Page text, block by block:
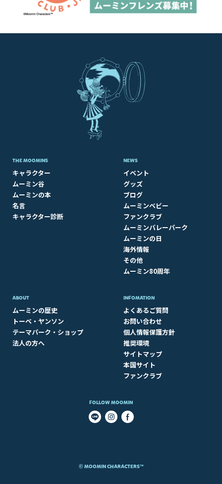
THE MOOMINS
キャラクター
ムーミン谷
ムーミンの本
名言
キャラクター診断
NEWS
イベント
グッズ
ブログ
ムーミンベビー
ファンクラブ
ムーミンバレーパーク
ムーミンの日
海外情報
その他
ムーミン80周年
ABOUT​
ムーミンの歴史
トーベ・ヤンソン
テーマパーク・ショップ
法人の方へ
INFOMATION
よくあるご質問
お問い合わせ
個人情報保護方針
推奨環境
サイトマップ
本国サイト
ファンクラブ
FOLLOW MOOMIN
© MOOMIN CHARACTERS™​